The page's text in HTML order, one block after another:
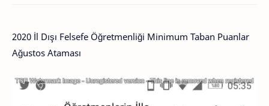
2020 İl Dışı Felsefe Öğretmenliği Minimum Taban Puanlar
Ağustos Ataması